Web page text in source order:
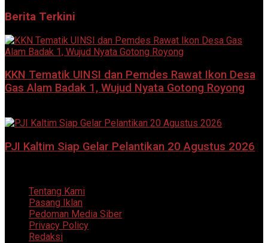
Berita Terkini
KKN Tematik UINSI dan Pemdes Rawat Ikon Desa
Gas Alam Badak 1, Wujud Nyata Gotong Royong
PJI Kaltim Siap Gelar Pelantikan 20 Agustus 2026
Tentang Kami
Pasang Iklan
Pedoman Media Siber
Privacy Policy
Redaksi